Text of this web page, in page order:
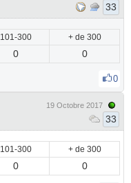
33
101-300 + de 300
0 0
0
19 Octobre 2017
33
101-300 + de 300
0 0